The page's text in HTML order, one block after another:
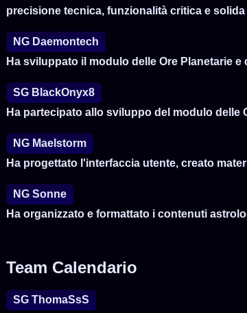
precisione tecnica, funzionalità critica e
NG Daemontech
Ha sviluppato il modulo delle Ore Planetarie
SG BlackOnyx8
Ha partecipato allo sviluppo del modulo delle
NG Maelstorm
Ha progettato l'interfaccia utente, creato
NG Sonne
Ha organizzato e formattato i contenuti
Team Calendario
SG ThomaSsS